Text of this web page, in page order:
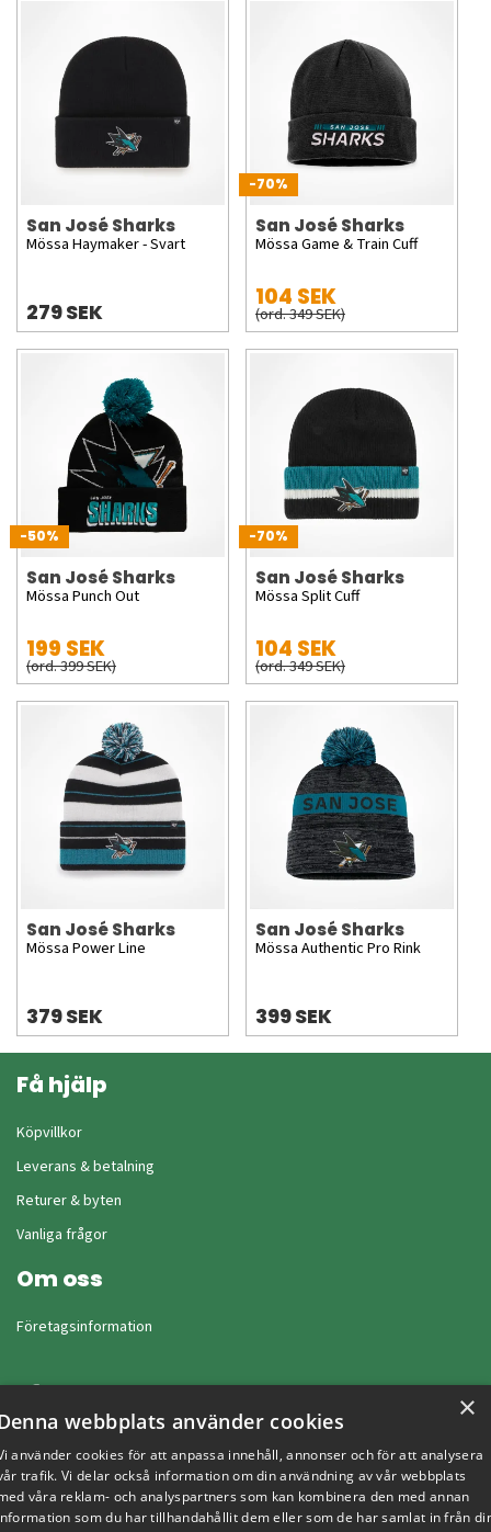
San José Sharks
Mössa Haymaker - Svart
279 SEK
-70%
San José Sharks
Mössa Game & Train Cuff
104 SEK
(ord. 349 SEK)
-50%
San José Sharks
Mössa Punch Out
199 SEK
(ord. 399 SEK)
-70%
San José Sharks
Mössa Split Cuff
104 SEK
(ord. 349 SEK)
San José Sharks
Mössa Power Line
379 SEK
San José Sharks
Mössa Authentic Pro Rink
399 SEK
Få hjälp
Köpvillkor
Leverans & betalning
Returer & byten
Vanliga frågor
Om oss
Företagsinformation
×
webbplats använder cookies
använder cookies för att anpassa innehåll, annonser och för att analysera
trafik. Vi delar också information om din användning av vår webbplats
våra reklam- och analyspartners som kan kombinera den med annan
som du har tillhandahållit dem eller som de har samlat in från